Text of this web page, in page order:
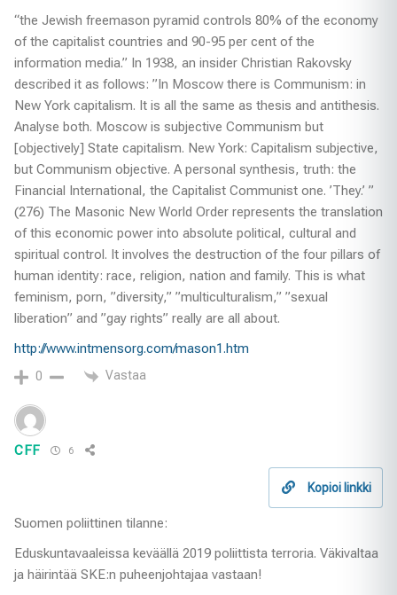
“the Jewish freemason pyramid controls 80% of the economy
of the capitalist countries and 90-95 per cent of the
information media.” In 1938, an insider Christian Rakovsky
described it as follows: ”In Moscow there is Communism: in
New York capitalism. It is all the same as thesis and antithesis.
Analyse both. Moscow is subjective Communism but
[objectively] State capitalism. New York: Capitalism subjective,
but Communism objective. A personal synthesis, truth: the
Financial International, the Capitalist Communist one. ’They.’ ”
(276) The Masonic New World Order represents the translation
of this economic power into absolute political, cultural and
spiritual control. It involves the destruction of the four pillars of
human identity: race, religion, nation and family. This is what
feminism, porn, ”diversity,” ”multiculturalism,” ”sexual
liberation” and ”gay rights” really are all about.
http://www.intmensorg.com/mason1.htm
0 Vastaa
CFF 6
Kopioi linkki
Suomen poliittinen tilanne:
Eduskuntavaaleissa keväällä 2019 poliittista terroria. Väkivaltaa
ja häirintää SKE:n puheenjohtajaa vastaan!